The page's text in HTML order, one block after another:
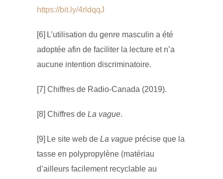
https://bit.ly/4rldqqJ
[6] L’utilisation du genre masculin a été
adoptée afin de faciliter la lecture et n’a
aucune intention discriminatoire.
[7] Chiffres de Radio-Canada (2019).
[8] Chiffres de La vague.
[9] Le site web de La vague précise que la
tasse en polypropylène (matériau
d’ailleurs facilement recyclable au